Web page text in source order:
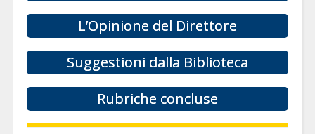
L’Opinione del Direttore
Suggestioni dalla Biblioteca
Rubriche concluse